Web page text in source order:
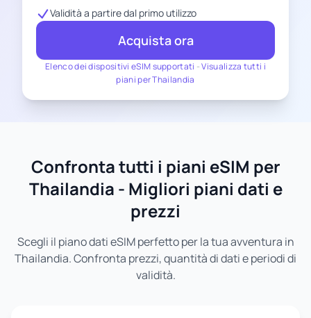
Elenco dei dispositivi eSIM supportati -Visualizza tutti i
piani per Thailandia
Validità a partire dal primo utilizzo
Acquista ora
Confronta tutti i piani eSIM per
Thailandia - Migliori piani dati e
prezzi
Scegli il piano dati eSIM perfetto per la tua avventura in
Thailandia. Confronta prezzi, quantità di dati e periodi di
validità.